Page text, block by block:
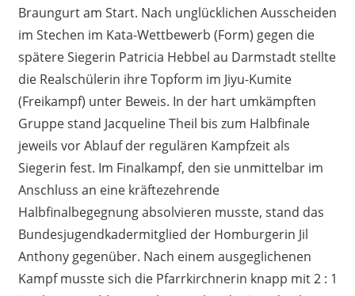
Braungurt am Start. Nach unglücklichen Ausscheiden
im Stechen im Kata-Wettbewerb (Form) gegen die
spätere Siegerin Patricia Hebbel au Darmstadt stellte
die Realschülerin ihre Topform im Jiyu-Kumite
(Freikampf) unter Beweis. In der hart umkämpften
Gruppe stand Jacqueline Theil bis zum Halbfinale
jeweils vor Ablauf der regulären Kampfzeit als
Siegerin fest. Im Finalkampf, den sie unmittelbar im
Anschluss an eine kräftezehrende
Halbfinalbegegnung absolvieren musste, stand das
Bundesjugendkadermitglied der Homburgerin Jil
Anthony gegenüber. Nach einem ausgeglichenen
Kampf musste sich die Pfarrkirchnerin knapp mit 2 : 1